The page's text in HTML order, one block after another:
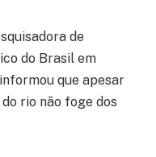
de
do Brasil em
que apesar
rio não foge dos